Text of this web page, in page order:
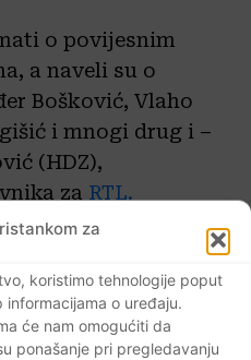
za
koristimo tehnologije poput
o uređaju.
će nam omogućiti da
ponašanje pri pregledavanju
o povijesnim
a naveli su o
Bošković, Vlaho
i mnogi drug i –
(HDZ),
za RTL.
i srpsko
no očito se
provokacija.
donijela